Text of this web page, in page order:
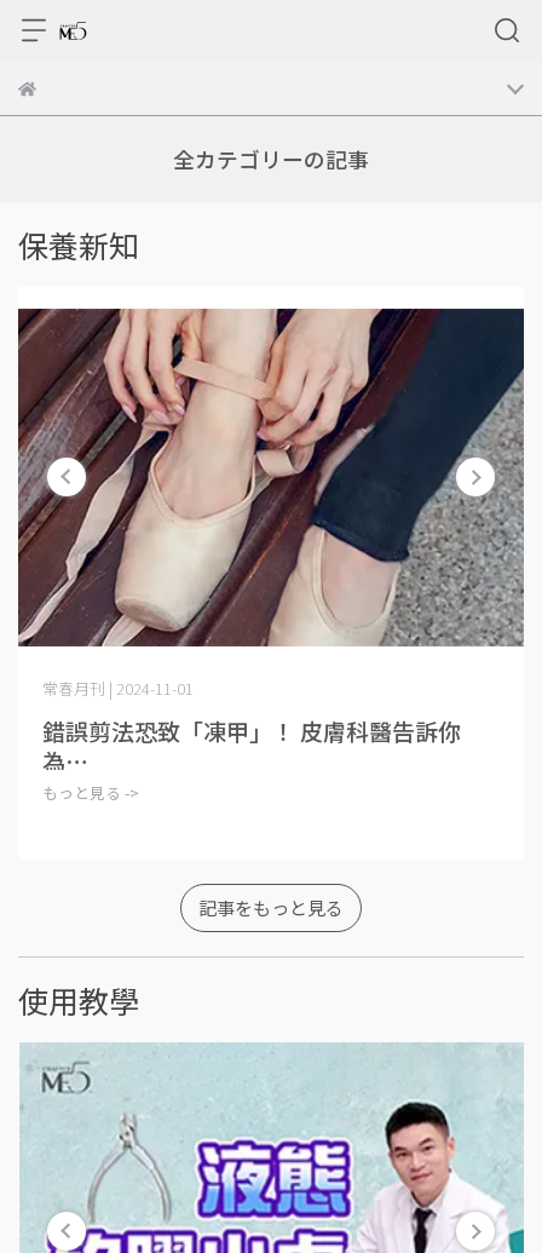
全カテゴリーの記事
保養新知
常春月刊 | 2024-11-01
錯誤剪法恐致「凍甲」！ 皮膚科醫告訴你
為⋯
もっと見る ->
記事をもっと見る
使用教學